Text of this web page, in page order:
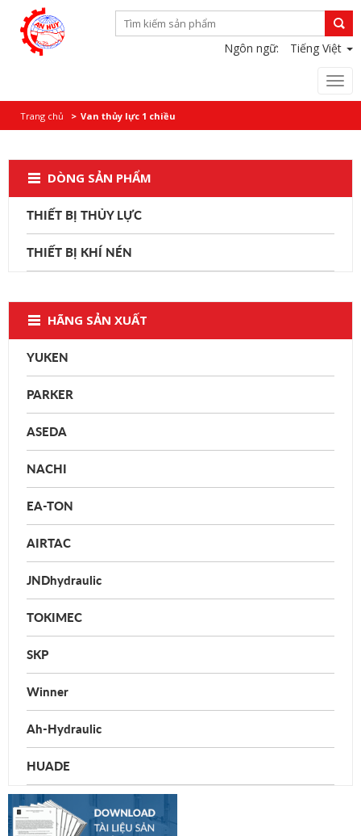
Ngôn ngữ: Tiếng Việt
Trang chủ Van thủy lực 1 chiều
DÒNG SẢN PHẨM
THIẾT BỊ THỦY LỰC
THIẾT BỊ KHÍ NÉN
HÃNG SẢN XUẤT
YUKEN
PARKER
ASEDA
NACHI
EA-TON
AIRTAC
JNDhydraulic
TOKIMEC
SKP
Winner
Ah-Hydraulic
HUADE